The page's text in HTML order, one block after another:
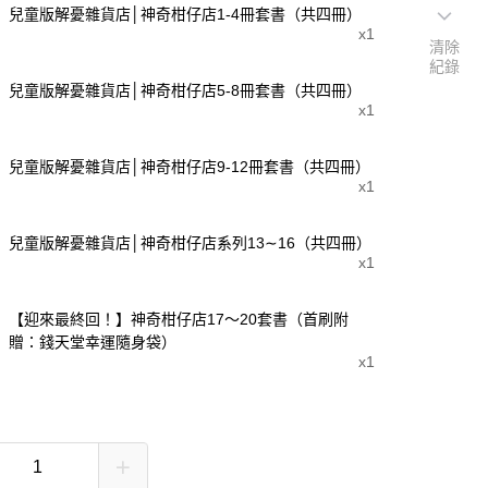
兒童版解憂雜貨店│神奇柑仔店1-4冊套書（共四冊）
x1
兒童版解憂雜貨店│神奇柑仔店5-8冊套書（共四冊）
x1
兒童版解憂雜貨店│神奇柑仔店9-12冊套書（共四冊）
x1
兒童版解憂雜貨店│神奇柑仔店系列13∼16（共四冊）
x1
【迎來最終回！】神奇柑仔店17～20套書（首刷附
贈：錢天堂幸運隨身袋）
x1
清除
紀錄